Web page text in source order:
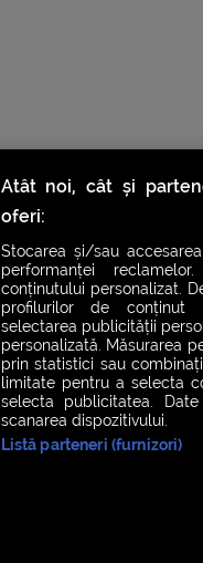
FEVER
LIVE
Atât noi, cât și
oferi:
Stocarea și/sau
performanței
conținutului personalizat.
profilurilor de conținut
selectarea publicității
personalizată. Măsurarea
prin statistici sau
limitate pentru a selecta
selecta publicitatea.
scanarea dispozitivului.
Listă parteneri (furnizori)